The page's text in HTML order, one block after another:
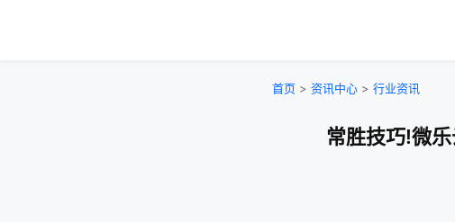
首页 > 资讯中心 > 行业资讯
常胜技巧!微